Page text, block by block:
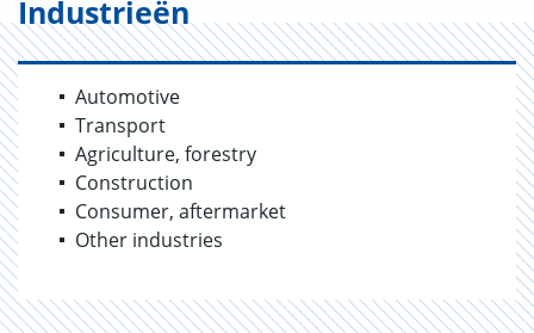
Industrieën
Automotive
Transport
Agriculture, forestry
Construction
Consumer, aftermarket
Other industries